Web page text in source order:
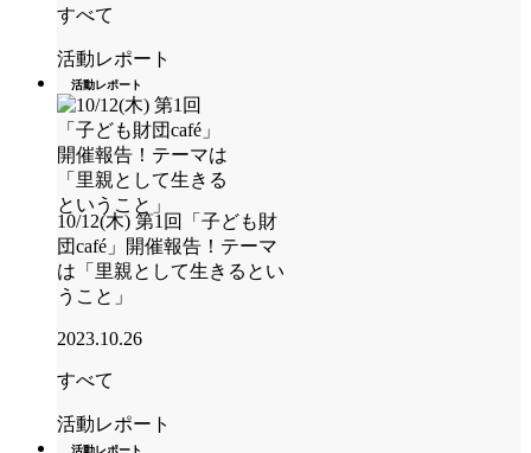
すべて
活動レポート
活動レポート
10/12(木) 第1回「子ども財
団café」開催報告！テーマ
は「里親として生きるとい
うこと」
2023.10.26
すべて
活動レポート
活動レポート